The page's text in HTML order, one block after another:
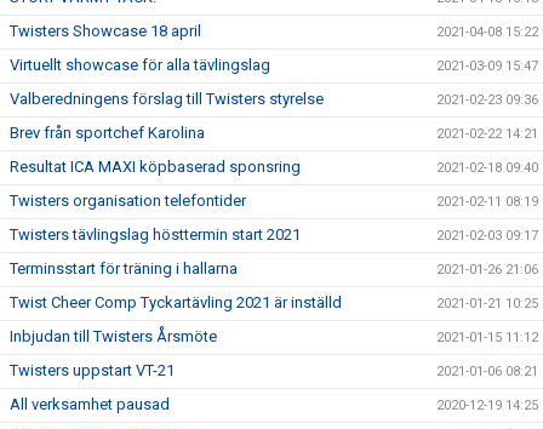
Twisters Showcase 18 april 2021-04-08 15:22
Virtuellt showcase för alla tävlingslag 2021-03-09 15:47
Valberedningens förslag till Twisters styrelse 2021-02-23 09:36
Brev från sportchef Karolina 2021-02-22 14:21
Resultat ICA MAXI köpbaserad sponsring 2021-02-18 09:40
Twisters organisation telefontider 2021-02-11 08:19
Twisters tävlingslag hösttermin start 2021 2021-02-03 09:17
Terminsstart för träning i hallarna 2021-01-26 21:06
Twist Cheer Comp Tyckartävling 2021 är inställd 2021-01-21 10:25
Inbjudan till Twisters Årsmöte 2021-01-15 11:12
Twisters uppstart VT-21 2021-01-06 08:21
All verksamhet pausad 2020-12-19 14:25